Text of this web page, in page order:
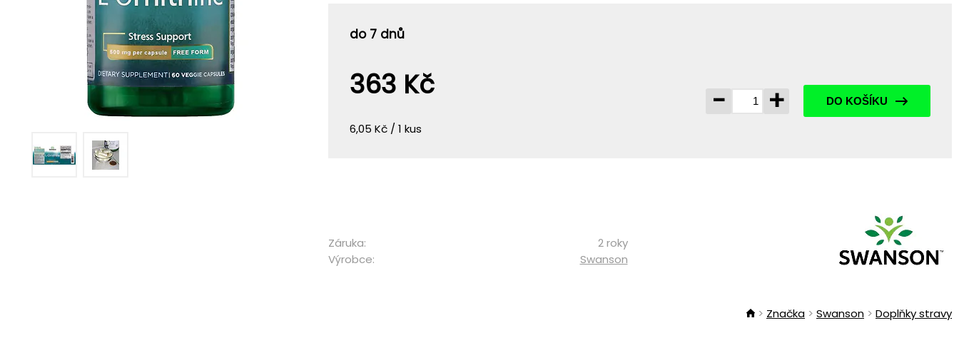
do 7 dnů
363 Kč
6,05 Kč / 1 kus
- + DO KOŠÍKU
Záruka:
2 roky
Výrobce:
Swanson
Značka Swanson Doplňky stravy